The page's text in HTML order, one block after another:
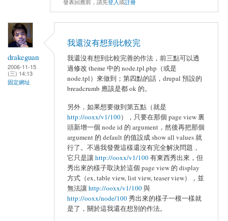
發表回應前，請先登入或註冊
drakeguan
2006-11-15
(三) 14:13
固定網址
我還沒有想到比較完
我還沒有想到比較完善的作法，前三點可以透
過修改 theme 中的 node.tpl.php（或是
node.tpl）來做到；第四點的話，drupal 預設的
breadcrumb 應該是都 ok 的。
另外，如果想要做到第五點（就是
http://ooxx/v1/100），只要在那個 page view 裏
頭新增一個 node id 的 argument，然後再把那個
argument 的 default 的值設成 show all values 就
行了。不過我發覺這樣還沒有完全解決問題，
它只是讓 http://ooxx/v1/100有東西秀出來，但
秀出來的樣子取決於這個 page view 的 display
方式（ex, table view, list view, teaser view），並
無法讓 http://ooxx/v1/100與
http://ooxx/node/100秀出來的樣子一模一樣就
是了，關於這我還在想別的作法。